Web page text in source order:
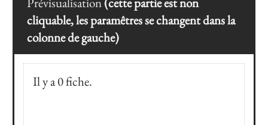
cliquable, les paramêtres se changent dans la
colonne de gauche)